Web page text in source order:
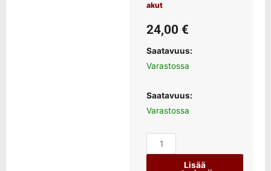
akut
24,00 €
Saatavuus:
Varastossa
Saatavuus:
Varastossa
Lisää